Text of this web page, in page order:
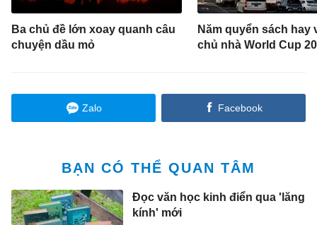
Ba chủ đề lớn xoay quanh câu
chuyện dầu mỏ
Năm quyển sách hay
chủ nhà World Cup
Zalo Facebook
BẠN CÓ THỂ QUAN TÂM
Đọc văn học kinh điển qua 'lăng
kính' mới